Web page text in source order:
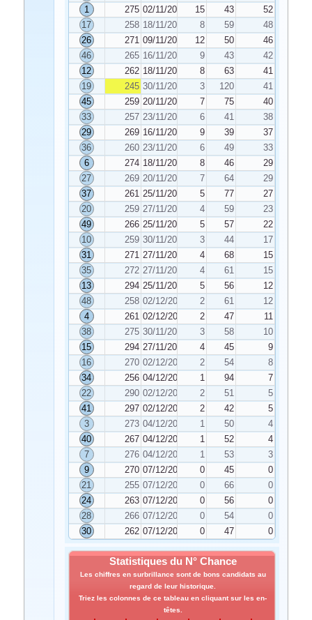
1
275 02/11/2024 15 43
52
17
258 18/11/2024 8 59
48
26
271 09/11/2024 12 50
46
46
265 16/11/2024 9 43
42
12
262 18/11/2024 8 63
41
19
245 30/11/2024 3 120
41
45
259 20/11/2024 7 75
40
33
257 23/11/2024 6 41
38
29
269 16/11/2024 9 39
37
36
260 23/11/2024 6 49
33
6
274 18/11/2024 8 46
29
27
269 20/11/2024 7 64
29
37
261 25/11/2024 5 77
27
20
259 27/11/2024 4 59
23
49
266 25/11/2024 5 57
22
10
259 30/11/2024 3 44
17
31
271 27/11/2024 4 68
15
35
272 27/11/2024 4 61
15
13
294 25/11/2024 5 56
12
48
258 02/12/2024 2 61
12
4
261 02/12/2024 2 47
11
38
275 30/11/2024 3 58
10
15
294 27/11/2024 4 45
9
16
270 02/12/2024 2 54
8
34
256 04/12/2024 1 94
7
22
290 02/12/2024 2 51
5
41
297 02/12/2024 2 42
5
3
273 04/12/2024 1 50
4
40
267 04/12/2024 1 52
4
7
276 04/12/2024 1 53
3
9
270 07/12/2024 0 45
0
21
255 07/12/2024 0 66
0
24
263 07/12/2024 0 56
0
28
266 07/12/2024 0 54
0
30
262 07/12/2024 0 47 0
Statistiques du N° Chance
Les chiffres en surbrillance sont de bons candidats au
regard de leur historique.
Triez les colonnes de ce tableau en cliquant sur les en-
têtes.